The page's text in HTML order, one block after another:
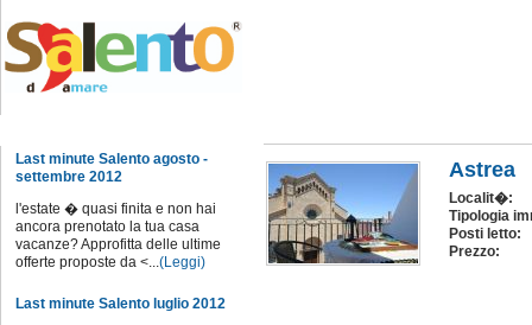
Last minute Salento agosto -
settembre 2012
l'estate � quasi finita e non hai
ancora prenotato la tua casa
vacanze? Approfitta delle ultime
offerte proposte da <...(Leggi)
Last minute Salento luglio 2012
Astrea
Localit�:
Tipologia
Posti letto:
Prezzo: